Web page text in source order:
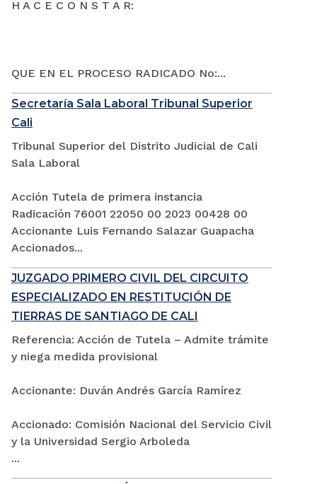
H A C E C O N S T A R:
QUE EN EL PROCESO RADICADO No:...
Secretaría Sala Laboral Tribunal Superior
Cali
Tribunal Superior del Distrito Judicial de Cali
Sala Laboral
Acción Tutela de primera instancia
Radicación 76001 22050 00 2023 00428 00
Accionante Luis Fernando Salazar Guapacha
Accionados...
JUZGADO PRIMERO CIVIL DEL CIRCUITO
ESPECIALIZADO EN RESTITUCIÓN DE
TIERRAS DE SANTIAGO DE CALI
Referencia: Acción de Tutela – Admite trámite
y niega medida provisional
Accionante: Duván Andrés García Ramírez
Accionado: Comisión Nacional del Servicio Civil
y la Universidad Sergio Arboleda
...